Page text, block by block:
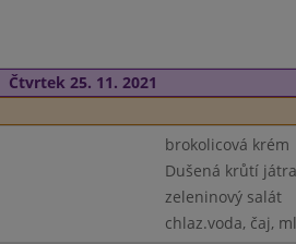
Čtvrtek 25. 11. 2021
brokolicová krém
Dušená krůtí
zeleninový salát
chlaz.voda, čaj,